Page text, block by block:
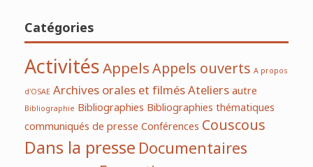
Catégories
ActivitésAppelsAppels ouverts A propos
d'OSAEArchives orales et filmésAteliersautre
Bibliographie BibliographiesBibliographies thématiques
communiqués de presseConférencesCouscous
Dans la presseDocumentaires